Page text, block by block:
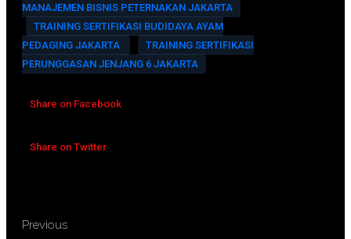
MANAJEMEN BISNIS PETERNAKAN JAKARTA
TRAINING SERTIFIKASI BUDIDAYA AYAM
PEDAGING JAKARTA
TRAINING SERTIFIKASI
PERUNGGASAN JENJANG 6 JAKARTA
Share on Facebook
Share on Twitter
Previous